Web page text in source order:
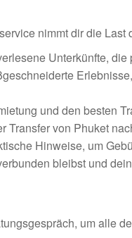
nimmt dir die
Unterkünfte,
und den besten
Transfer von Phuket
Hinweise, um
bleibst und
um alle